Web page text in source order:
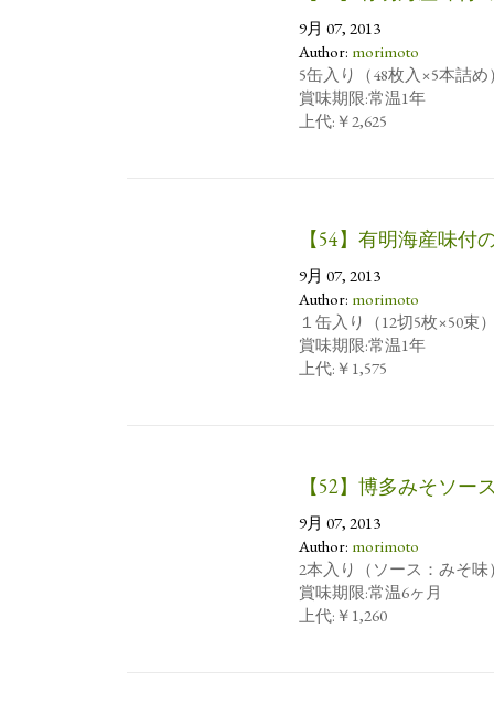
9月 07, 2013
Author: morimoto
5缶入り（48枚入×5本詰め
賞味期限:常温1年
上代:￥2,625
【54】有明海産味
9月 07, 2013
Author: morimoto
１缶入り（12切5枚×50束
賞味期限:常温1年
上代:￥1,575
【52】博多みそソー
9月 07, 2013
Author: morimoto
2本入り（ソース：みそ味
賞味期限:常温6ヶ月
上代:￥1,260